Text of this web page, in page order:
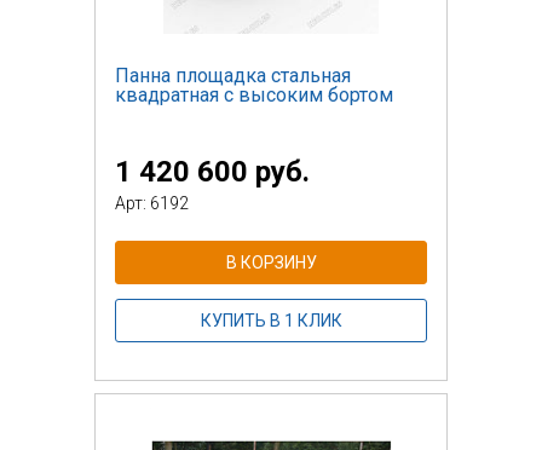
Панна площадка стальная
квадратная с высоким бортом
1 420 600 руб.
Арт: 6192
В КОРЗИНУ
КУПИТЬ В 1 КЛИК